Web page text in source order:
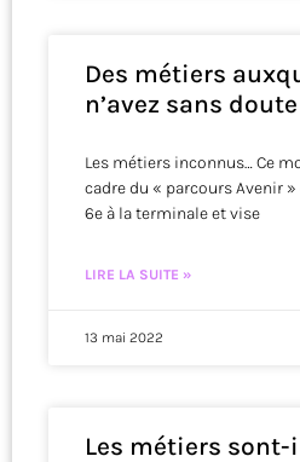
Des métiers
n’avez sans
Les métiers inconnus… Ce
cadre du « parcours Avenir
6e à la terminale et vise
LIRE LA SUITE »
13 mai 2022
Les métiers sont-